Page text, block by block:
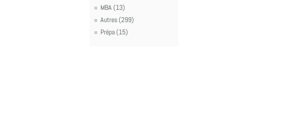
MBA (13)
Autres (299)
Prépa (15)